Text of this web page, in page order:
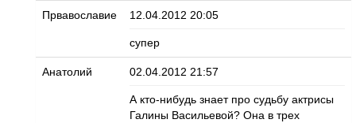
Првавославие 12.04.2012 20:05
супер
Анатолий 02.04.2012 21:57
А кто-нибудь знает про судьбу актрисы
Галины Васильевой? Она в трех